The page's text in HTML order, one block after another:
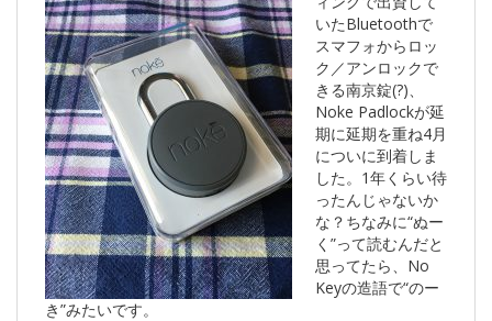
いたBluetoothで
スマフォからロッ
ク／アンロックで
きる南京錠(?)、
Noke Padlockが延
期に延期を重ね4月
についに到着しま
した。1年くらい待
ったんじゃないか
な？ちなみに“ぬー
く”って読むんだと
思ってたら、No
Keyの造語で“のー
き”みたいです。